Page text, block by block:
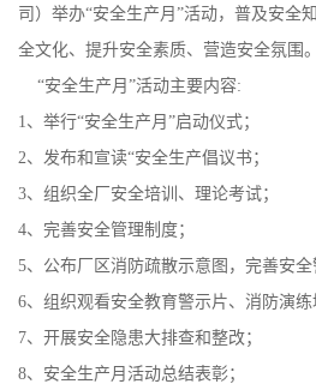
动
态
品
展
司）举办“安全生产月”活动，普及安全
全文化、提升安全素质、营造安全氛围。
“安全生产月”活动主要内容:
1、举行“安全生产月”启动仪式；
2、发布和宣读“安全生产倡议书；
3、组织全厂安全培训、理论考试；
4、完善安全管理制度；
5、公布厂区消防疏散示意图，完善安全
6、组织观看安全教育警示片、消防演练
7、开展安全隐患大排查和整改；
8、安全生产月活动总结表彰；